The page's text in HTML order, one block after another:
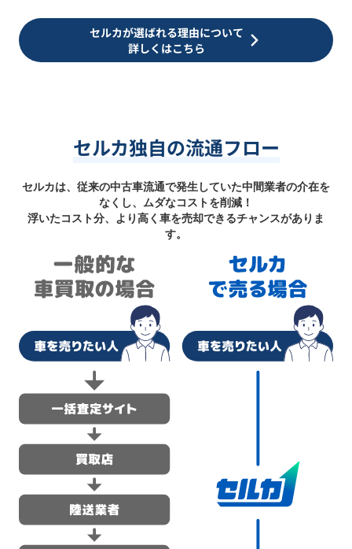
セルカが選ばれる理由について
詳しくはこちら
セルカ独自の流通フロー
セルカは、従来の中古車流通で発生していた中間業者の介在を
なくし、ムダなコストを削減！
浮いたコスト分、より高く車を売却できるチャンスがありま
す。